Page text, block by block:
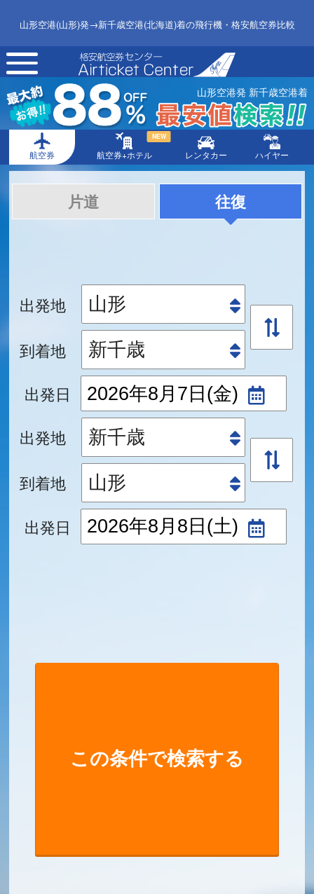
山形空港(山形)発→新千歳空港(北海道)着の飛行機・格安航空券比較
toggle
navigation
山形空港発 新千歳空港着
航空券 航空券+ホテル
NEW
レンタカー ハイヤー
片道 往復
出発地
到着地
出発日
出発地
到着地
出発日